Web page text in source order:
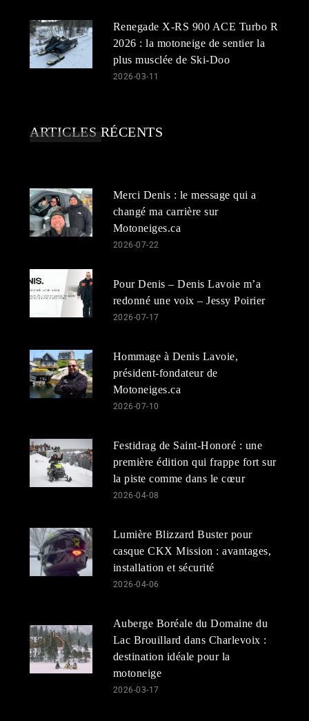
Renegade X-RS 900 ACE Turbo R
2026 : la motoneige de sentier la
plus musclée de Ski-Doo
2026-03-11
ARTICLES RÉCENTS
Merci Denis : le message qui a
changé ma carrière sur
Motoneiges.ca
2026-07-22
Pour Denis – Denis Lavoie m’a
redonné une voix – Jessy Poirier
2026-07-17
Hommage à Denis Lavoie,
président-fondateur de
Motoneiges.ca
2026-07-10
Festidrag de Saint-Honoré : une
première édition qui frappe fort sur
la piste comme dans le cœur
2026-04-08
Lumière Blizzard Buster pour
casque CKX Mission : avantages,
installation et sécurité
2026-04-06
Auberge Boréale du Domaine du
Lac Brouillard dans Charlevoix :
destination idéale pour la
motoneige
2026-03-17